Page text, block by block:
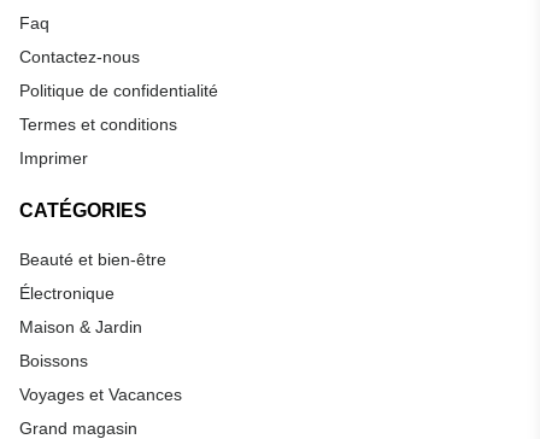
Faq
Contactez-nous
Politique de confidentialité
Termes et conditions
Imprimer
CATÉGORIES
Beauté et bien-être
Électronique
Maison & Jardin
Boissons
Voyages et Vacances
Grand magasin